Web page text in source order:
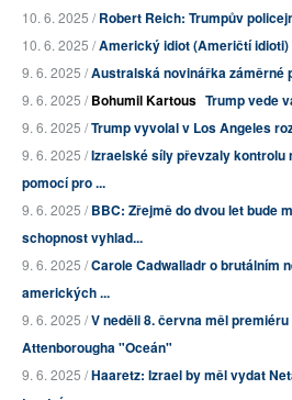
10. 6. 2025 /Robert Reich: Trumpův
10. 6. 2025 /Americký idiot (Američtí idioti)
9. 6. 2025 /Australská novinářka záměrné
9. 6. 2025 /Bohumil Kartous Trump vede
9. 6. 2025 /Trump vyvolal v Los Angeles
9. 6. 2025 /Izraelské síly převzaly kontrolu
pomocí pro ...
9. 6. 2025 /BBC: Zřejmě do dvou let bude
schopnost vyhlad...
9. 6. 2025 /Carole Cadwalladr o brutálním
amerických ...
9. 6. 2025 /V neděli 8. června měl
Attenborougha "Oceán"
9. 6. 2025 /Haaretz: Izrael by měl vydat